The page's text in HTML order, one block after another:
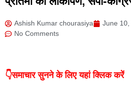
Ashish Kumar chourasiya June 10,
No Comments
👇समाचार सुनने के लिए यहां क्लिक करें